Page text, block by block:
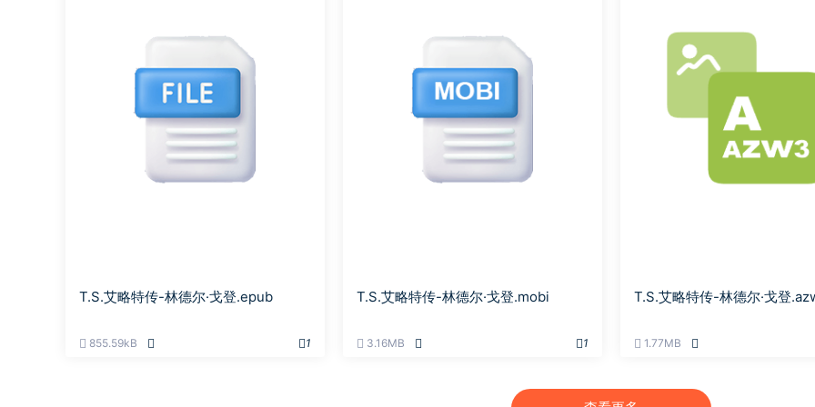
T.S.艾略特传-林德尔·戈登.epub
855.59kB 1
T.S.艾略特传-林德尔·戈登.mobi
3.16MB 1
T.S.艾略特传-林德尔·戈登
1.77MB